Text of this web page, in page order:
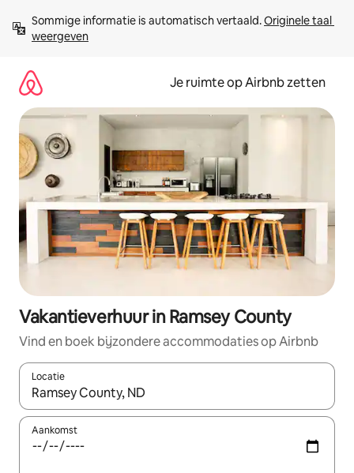
direct
naar
Sommige informatie is automatisch vertaald. Originele taal
weergeven
Je ruimte op Airbnb zetten
Vakantieverhuur in Ramsey County
Vind en boek bijzondere accommodaties op Airbnb
Locatie
Wanneer er suggesties beschikbaar zijn, maak je een keuze
Aankomst